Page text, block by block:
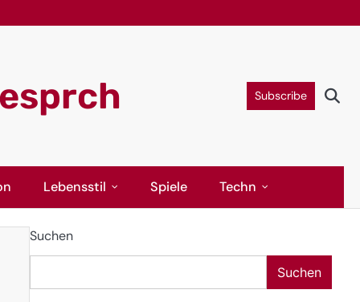
Subscribe
Lebensstil Spiele Techn
Suchen
Suchen